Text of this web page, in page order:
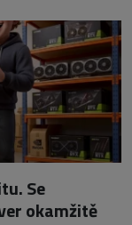
Se
okamžitě